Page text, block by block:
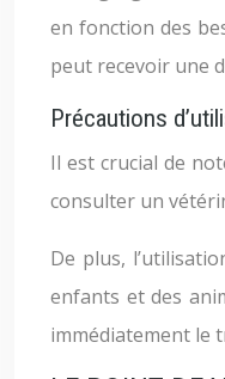
en fonction des
peut recevoir une
Précautions
Il est crucial de
consulter un
De plus,
enfants et des
immédiatement le